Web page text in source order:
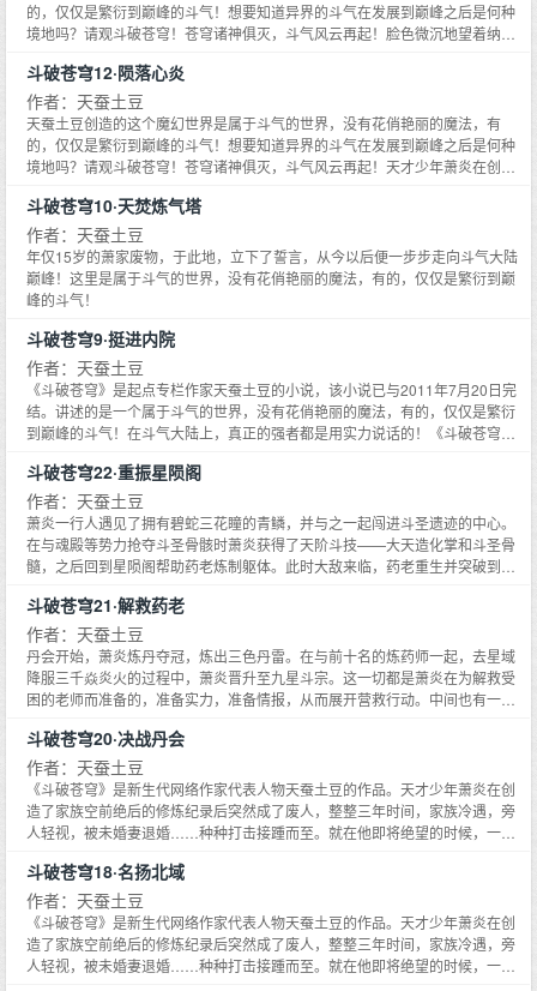
的，仅仅是繁衍到巅峰的斗气！想要知道异界的斗气在发展到巅峰之后是何种
境地吗？请观斗破苍穹！苍穹诸神俱灭，斗气风云再起！脸色微沉地望着纳兰
上，脚步一顿，目光望着那陡峭山崖边缘处。身着白色衣裙的女子，正优雅而
立，一头乌黑柔顺的青丝，顺着香肩垂落而下，轻风拂过，衣袂飘飘，脱俗宁
静……
斗破苍穹12·陨落心炎
作者：天蚕土豆
天蚕土豆创造的这个魔幻世界是属于斗气的世界，没有花俏艳丽的魔法，有
的，仅仅是繁衍到巅峰的斗气！想要知道异界的斗气在发展到巅峰之后是何种
境地吗？请观斗破苍穹！苍穹诸神俱灭，斗气风云再起！天才少年萧炎在创造
轻视，被未婚妻退婚……种种打击接踵而至。就在他即将绝望的时候，一缕幽
魂从他手上的戒指里浮现，一扇全新的大门在面前开启……
斗破苍穹10·天焚炼气塔
作者：天蚕土豆
年仅15岁的萧家废物，于此地，立下了誓言，从今以后便一步步走向斗气大陆
巅峰！这里是属于斗气的世界，没有花俏艳丽的魔法，有的，仅仅是繁衍到巅
峰的斗气！
斗破苍穹9·挺进内院
作者：天蚕土豆
《斗破苍穹》是起点专栏作家天蚕土豆的小说，该小说已与2011年7月20日完
结。讲述的是一个属于斗气的世界，没有花俏艳丽的魔法，有的，仅仅是繁衍
到巅峰的斗气！在斗气大陆上，真正的强者都是用实力说话的！《斗破苍穹9·
斗破苍穹22·重振星陨阁
作者：天蚕土豆
萧炎一行人遇见了拥有碧蛇三花瞳的青鳞，并与之一起闯进斗圣遗迹的中心。
在与魂殿等势力抢夺斗圣骨骸时萧炎获得了天阶斗技——大天造化掌和斗圣骨
髓，之后回到星陨阁帮助药老炼制躯体。此时大敌来临，药老重生并突破到半
云韵取得宗主之位，并前往太古虚龙一族帮助紫妍炼化龙凰晶层。回到星陨阁
的萧炎接过古族邀请星陨阁的玉贴，替药老前往古族。萧炎此行会发生什么意
想不到的事情呢？答案将徐徐展开。
斗破苍穹21·解救药老
作者：天蚕土豆
丹会开始，萧炎炼丹夺冠，炼出三色丹雷。在与前十名的炼药师一起，去星域
降服三千焱炎火的过程中，萧炎晋升至九星斗宗。这一切都是萧炎在为解救受
困的老师而准备的，准备实力，准备情报，从而展开营救行动。中间也有一段
的慕骨老人、摘星老鬼的一场恶战。萧炎因此身负重伤，所幸在星陨阁获得了
一段长时间安静的疗养和修炼，也借机晋阶至斗尊。出关之后，他开始想办法
为老师修炼躯体，随后便开始了寻找魂婴果的旅程，深入兽域、进入斗圣遗迹
远古森林、拿到龙凰本源果、争夺远古丹药……这一路，上演着一场场奇遇
记，紧张而精彩。
斗破苍穹20·决战丹会
作者：天蚕土豆
《斗破苍穹》是新生代网络作家代表人物天蚕土豆的作品。天才少年萧炎在创
造了家族空前绝后的修炼纪录后突然成了废人，整整三年时间，家族冷遇，旁
人轻视，被未婚妻退婚……种种打击接踵而至。就在他即将绝望的时候，一缕
最值得期待的东方幻想长篇巨制！金色火焰缭绕在青海周身，在薰儿心念一动
间，飞速缩小，连带着其灵魂体也是在一阵凄厉惨叫声中迅速缩小。片刻后。
终于是化为一团巴掌大小的金色光团。 青海身体被那白发老者二人死锁着，连
体内斗气在此刻都是停止了流动……
斗破苍穹18·名扬北域
作者：天蚕土豆
《斗破苍穹》是新生代网络作家代表人物天蚕土豆的作品。天才少年萧炎在创
造了家族空前绝后的修炼纪录后突然成了废人，整整三年时间，家族冷遇，旁
人轻视，被未婚妻退婚……种种打击接踵而至。就在他即将绝望的时候，一缕